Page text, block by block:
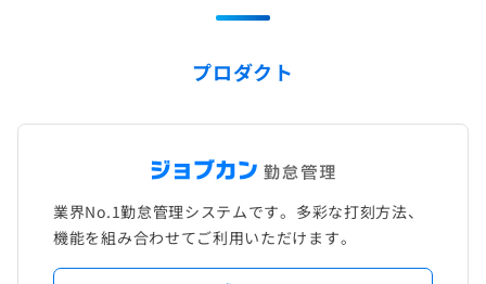
プロダクト
業界No.1勤怠管理システムです。多彩な打刻方法、
機能を組み合わせてご利用いただけます。